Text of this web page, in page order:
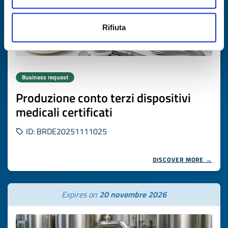
Rifiuta
Business request
Produzione conto terzi dispositivi
medicali certificati
ID: BRDE20251111025
DISCOVER MORE →
Expires on 20 novembre 2026